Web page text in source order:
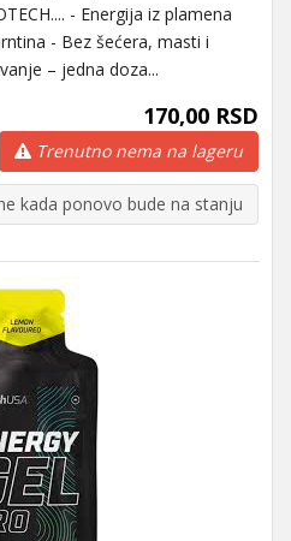
- Energija iz plamena
- Bez šećera, masti i
– jedna doza...
170,00 RSD
Trenutno nema na lageru
kada ponovo bude na stanju